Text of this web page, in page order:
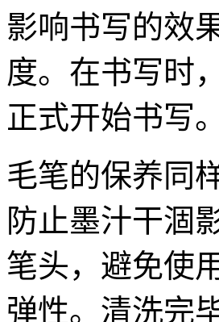
影响书写的效
度。在书写时
正式开始书写。
毛笔的保养同
防止墨汁干涸
笔头，避免使
弹性。清洗完